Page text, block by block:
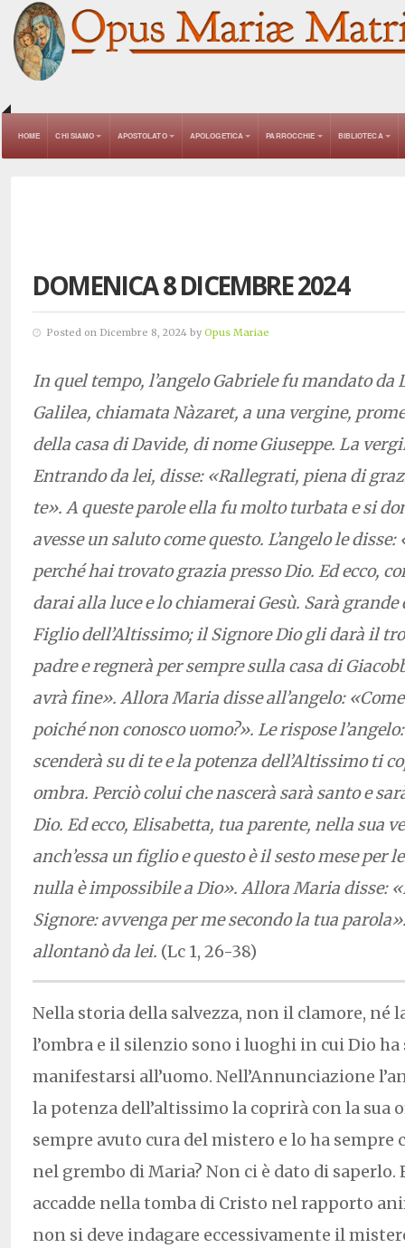
HOME CHI SIAMO APOSTOLATO APOLOGETICA PARROCCHIE BIBLIOTECA
DOMENICA 8 DICEMBRE 2024
Posted on Dicembre 8, 2024 by Opus Mariae
In quel tempo, l’angelo Gabriele fu mandato da
Galilea, chiamata Nàzaret, a una vergine,
della casa di Davide, di nome Giuseppe. La
Entrando da lei, disse: «Rallegrati, piena di
te». A queste parole ella fu molto turbata e si
avesse un saluto come questo. L’angelo le
perché hai trovato grazia presso Dio. Ed ecco,
darai alla luce e lo chiamerai Gesù. Sarà
Figlio dell’Altissimo; il Signore Dio gli darà il
padre e regnerà per sempre sulla casa di
avrà fine». Allora Maria disse all’angelo:
poiché non conosco uomo?». Le rispose
scenderà su di te e la potenza dell’Altissimo ti
ombra. Perciò colui che nascerà sarà santo e
Dio. Ed ecco, Elisabetta, tua parente, nella sua
anch’essa un figlio e questo è il sesto mese per
nulla è impossibile a Dio». Allora Maria disse:
Signore: avvenga per me secondo la tua
allontanò da lei. (Lc 1, 26-38)
Nella storia della salvezza, non il clamore, né
l’ombra e il silenzio sono i luoghi in cui Dio ha
manifestarsi all’uomo. Nell’Annunciazione
la potenza dell’altissimo la coprirà con la sua
sempre avuto cura del mistero e lo ha sempre
nel grembo di Maria? Non ci è dato di saperlo.
accadde nella tomba di Cristo nel rapporto
non si deve indagare eccessivamente il